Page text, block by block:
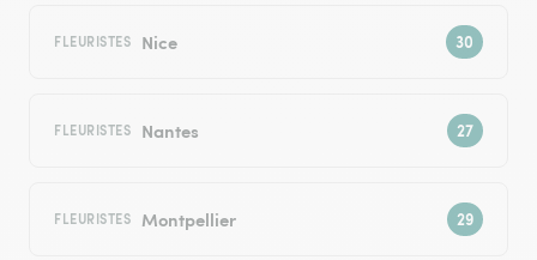
FLEURISTES Nice
FLEURISTES Nantes
FLEURISTES Montpellier